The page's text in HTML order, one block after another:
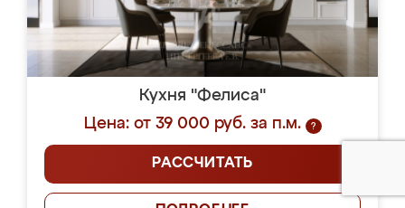
Кухня "Фелиса"
Цена: от 39 000 руб. за п.м.
?
РАССЧИТАТЬ